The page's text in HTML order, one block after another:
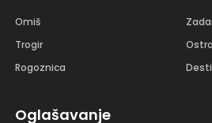
Omiš
Trogir
Rogoznica
Oglašavanje